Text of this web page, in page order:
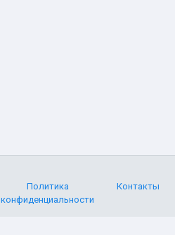
Политика
конфиденциальности
Контакты